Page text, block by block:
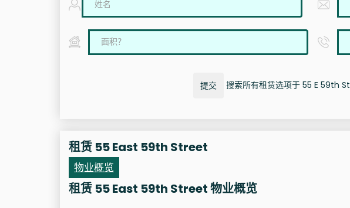
提交 搜索所有租赁选项于 55 E 59th St
租赁 55 East 59th Street
物业概览
租赁 55 East 59th Street 物业概览